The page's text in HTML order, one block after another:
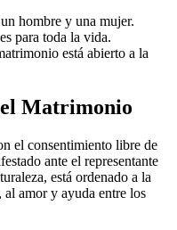
hombre y una mujer.
para toda la vida.
está abierto a la
Matrimonio
el consentimiento libre de
ante el representante
está ordenado a la
amor y ayuda entre los